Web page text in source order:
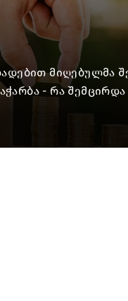
მიღებულმა
- რა შემცირდა